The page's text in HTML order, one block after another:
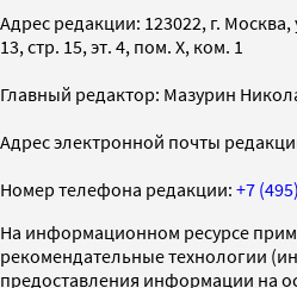
Адрес редакции: 123022, г.
13, стр. 15, эт. 4, пом. X, ком. 1
Главный редактор: Мазурин
Адрес электронной почты
Номер телефона редакции: +7
На информационном ресурсе
рекомендательные технологии
предоставления информации на